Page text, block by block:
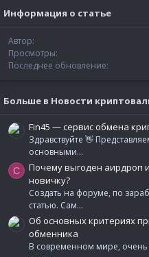
Информация о статье
Автор
Просмотры
Последнее обновление
Больше в Новости
Fin45 — сервис обмена
Здравствуйте 👋
основными...
C
Почему выгоден аирдроп
новичку?
Создать на форуме, по
статью. Сам...
Об основных критериях
обменника
В современном мире, очень